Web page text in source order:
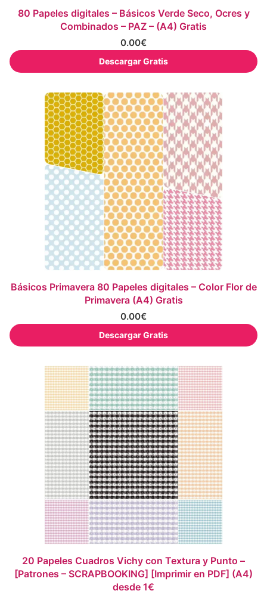
80 Papeles digitales – Básicos Verde Seco, Ocres y
Combinados – PAZ – (A4) Gratis
0.00€
Descargar Gratis
Básicos Primavera 80 Papeles digitales – Color Flor de
Primavera (A4) Gratis
0.00€
Descargar Gratis
20 Papeles Cuadros Vichy con Textura y Punto –
[Patrones – SCRAPBOOKING] [Imprimir en PDF] (A4)
desde 1€